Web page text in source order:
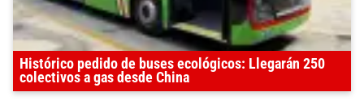
Histórico pedido de buses ecológicos: Llegarán 250
colectivos a gas desde China